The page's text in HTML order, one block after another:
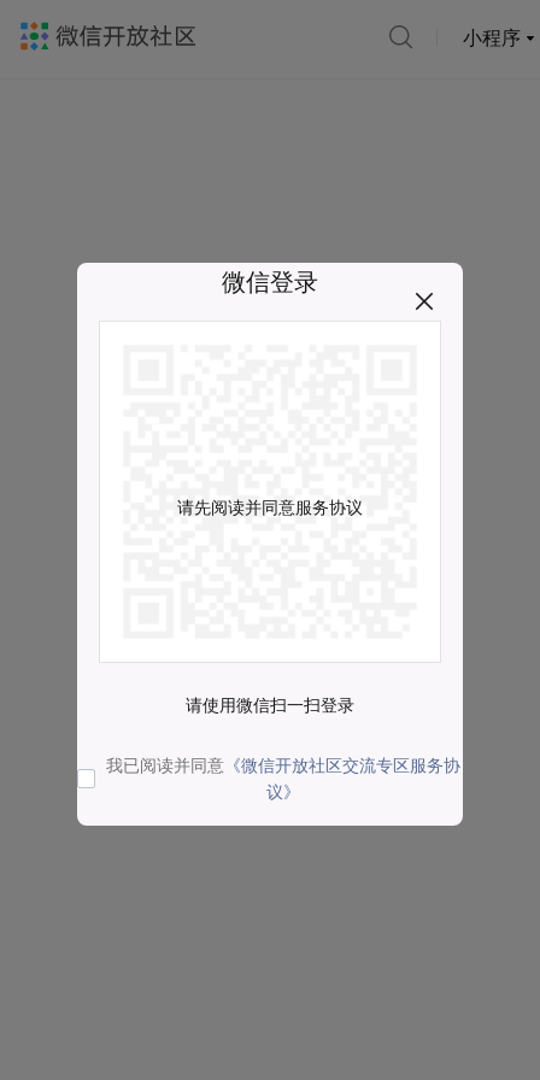
小程序
微信登录
请先阅读并同意服务协议
请使用微信扫一扫登录
我已阅读并同意 《微信开放社区交流专区服务协
议》